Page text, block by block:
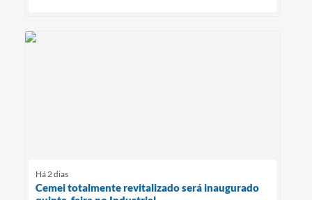
Há 2 dias
Cemei totalmente revitalizado será inaugurado